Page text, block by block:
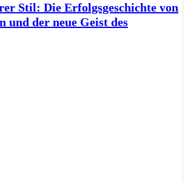
Stil: Die Erfolgsgeschichte von
und der neue Geist des